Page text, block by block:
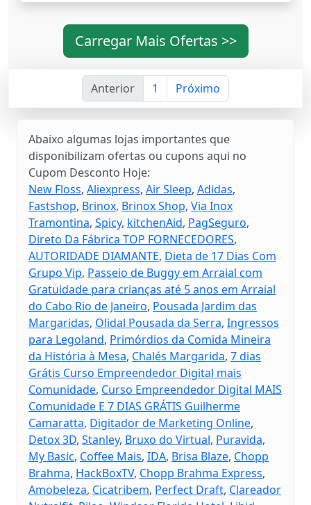
Carregar Mais Ofertas >>
Anterior 1 Próximo
Abaixo algumas lojas importantes que
disponibilizam ofertas ou cupons aqui no
Cupom Desconto Hoje:
New Floss, Aliexpress, Air Sleep, Adidas,
Fastshop, Brinox, Brinox Shop, Via Inox
Tramontina, Spicy, kitchenAid, PagSeguro,
Direto Da Fábrica TOP FORNECEDORES,
AUTORIDADE DIAMANTE, Dieta de 17 Dias Com
Grupo Vip, Passeio de Buggy em Arraial com
Gratuidade para crianças até 5 anos em Arraial
do Cabo Rio de Janeiro, Pousada Jardim das
Margaridas, Olidal Pousada da Serra, Ingressos
para Legoland, Primórdios da Comida Mineira
da História à Mesa, Chalés Margarida, 7 dias
Grátis Curso Empreendedor Digital mais
Comunidade, Curso Empreendedor Digital MAIS
Comunidade E 7 DIAS GRÁTIS Guilherme
Camaratta, Digitador de Marketing Online,
Detox 3D, Stanley, Bruxo do Virtual, Puravida,
My Basic, Coffee Mais, IDA, Brisa Blaze, Chopp
Brahma, HackBoxTV, Chopp Brahma Express,
Amobeleza, Cicatribem, Perfect Draft, Clareador